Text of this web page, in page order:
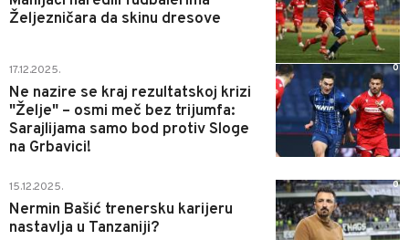
Željezničara da skinu dresove
17.12.2025.
Ne nazire se kraj rezultatskoj krizi
"Želje" – osmi meč bez trijumfa:
Sarajlijama samo bod protiv Sloge
na Grbavici!
0
15.12.2025.
Nermin Bašić trenersku karijeru
nastavlja u Tanzaniji?
0